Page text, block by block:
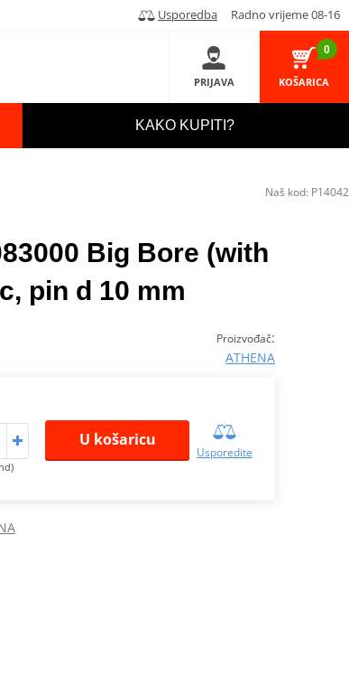
Usporedba Radno vrijeme 08-16
PRIJAVA
0
KOŠARICA
KAKO KUPITI?
Big Bore (with
pin d 10 mm
Proizvođač:
ATHENA
U košaricu
Usporedite
Naš kod: P14042